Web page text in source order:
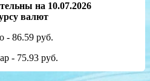
на 10.07.2026
валют
- 86.59 руб.
- 75.93 руб.